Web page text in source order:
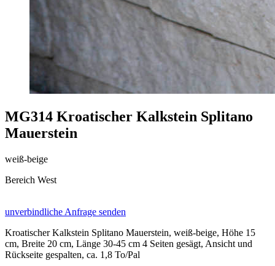
MG314 Kroatischer Kalkstein Splitano
Mauerstein
weiß-beige
Bereich West
unverbindliche Anfrage senden
Kroatischer Kalkstein Splitano Mauerstein, weiß-beige, Höhe 15
cm, Breite 20 cm, Länge 30-45 cm 4 Seiten gesägt, Ansicht und
Rückseite gespalten, ca. 1,8 To/Pal